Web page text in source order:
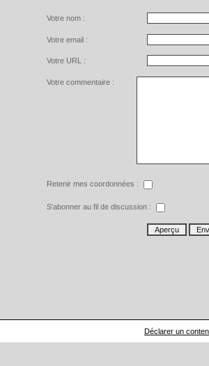
Votre nom :
Votre email :
Votre URL :
Votre commentaire :
Retenir mes coordonnées :
S'abonner au fil de discussion :
Déclarer un